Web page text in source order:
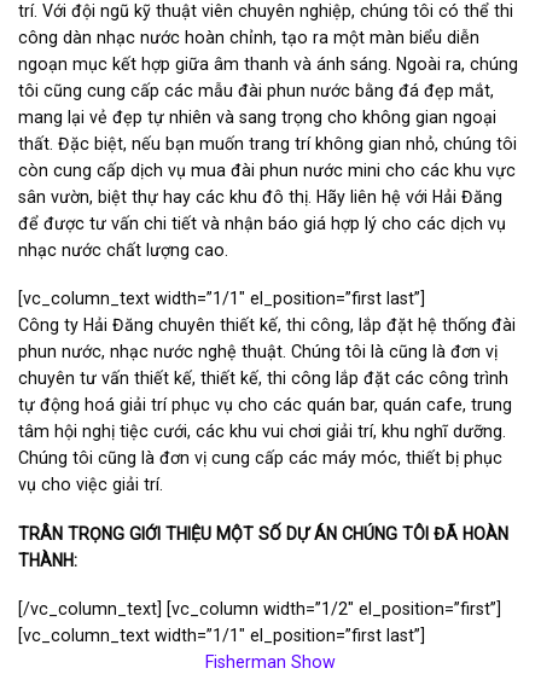
trí. Với đội ngũ kỹ thuật viên chuyên nghiệp, chúng tôi có thể thi
công dàn nhạc nước hoàn chỉnh, tạo ra một màn biểu diễn
ngoạn mục kết hợp giữa âm thanh và ánh sáng. Ngoài ra, chúng
tôi cũng cung cấp các mẫu đài phun nước bằng đá đẹp mắt,
mang lại vẻ đẹp tự nhiên và sang trọng cho không gian ngoại
thất. Đặc biệt, nếu bạn muốn trang trí không gian nhỏ, chúng tôi
còn cung cấp dịch vụ mua đài phun nước mini cho các khu vực
sân vườn, biệt thự hay các khu đô thị. Hãy liên hệ với Hải Đăng
để được tư vấn chi tiết và nhận báo giá hợp lý cho các dịch vụ
nhạc nước chất lượng cao.
[vc_column_text width=”1/1″ el_position=”first last”]
Công ty Hải Đăng chuyên thiết kế, thi công, lắp đặt hệ thống đài
phun nước, nhạc nước nghệ thuật. Chúng tôi là cũng là đơn vị
chuyên tư vấn thiết kế, thiết kế, thi công lắp đặt các công trình
tự động hoá giải trí phục vụ cho các quán bar, quán cafe, trung
tâm hội nghị tiệc cưới, các khu vui chơi giải trí, khu nghĩ dưỡng.
Chúng tôi cũng là đơn vị cung cấp các máy móc, thiết bị phục
vụ cho việc giải trí.
TRÂN TRỌNG GIỚI THIỆU MỘT SỐ DỰ ÁN CHÚNG TÔI ĐÃ HOÀN
THÀNH:
[/vc_column_text] [vc_column width=”1/2″ el_position=”first”]
[vc_column_text width=”1/1″ el_position=”first last”]
Fisherman Show